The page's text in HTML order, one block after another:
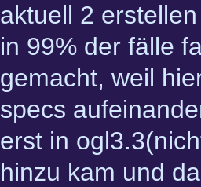
aktuell 2
in 99% der fälle
gemacht, weil
specs
erst in
hinzu kam und